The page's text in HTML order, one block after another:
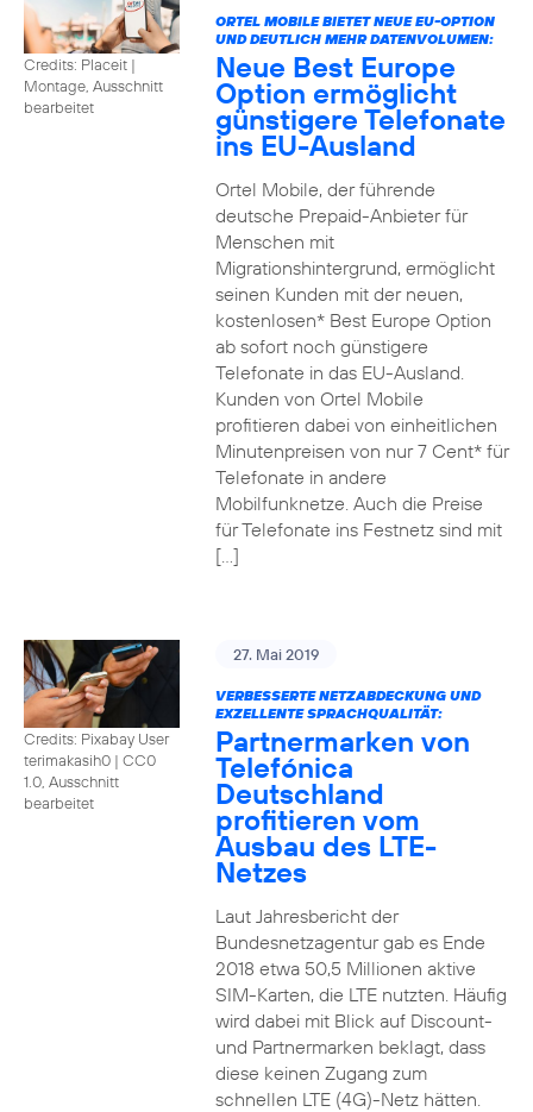
Credits: Placeit |
Montage, Ausschnitt
bearbeitet
ORTEL MOBILE BIETET NEUE EU-OPTION
UND DEUTLICH MEHR DATENVOLUMEN:
Neue Best Europe
Option ermöglicht
günstigere Telefonate
ins EU-Ausland
Ortel Mobile, der führende
deutsche Prepaid-Anbieter für
Menschen mit
Migrationshintergrund, ermöglicht
seinen Kunden mit der neuen,
kostenlosen* Best Europe Option
ab sofort noch günstigere
Telefonate in das EU-Ausland.
Kunden von Ortel Mobile
profitieren dabei von einheitlichen
Minutenpreisen von nur 7 Cent* für
Telefonate in andere
Mobilfunknetze. Auch die Preise
für Telefonate ins Festnetz sind mit
[…]
Credits: Pixabay User
terimakasih0 | CC0
1.0, Ausschnitt
bearbeitet
27. Mai 2019
VERBESSERTE NETZABDECKUNG UND
EXZELLENTE SPRACHQUALITÄT:
Partnermarken von
Telefónica
Deutschland
profitieren vom
Ausbau des LTE-
Netzes
Laut Jahresbericht der
Bundesnetzagentur gab es Ende
2018 etwa 50,5 Millionen aktive
SIM-Karten, die LTE nutzten. Häufig
wird dabei mit Blick auf Discount-
und Partnermarken beklagt, dass
diese keinen Zugang zum
schnellen LTE (4G)-Netz hätten.